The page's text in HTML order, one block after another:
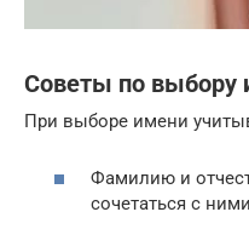
Советы по выбору
При выборе имени
Фамилию и
сочетаться с